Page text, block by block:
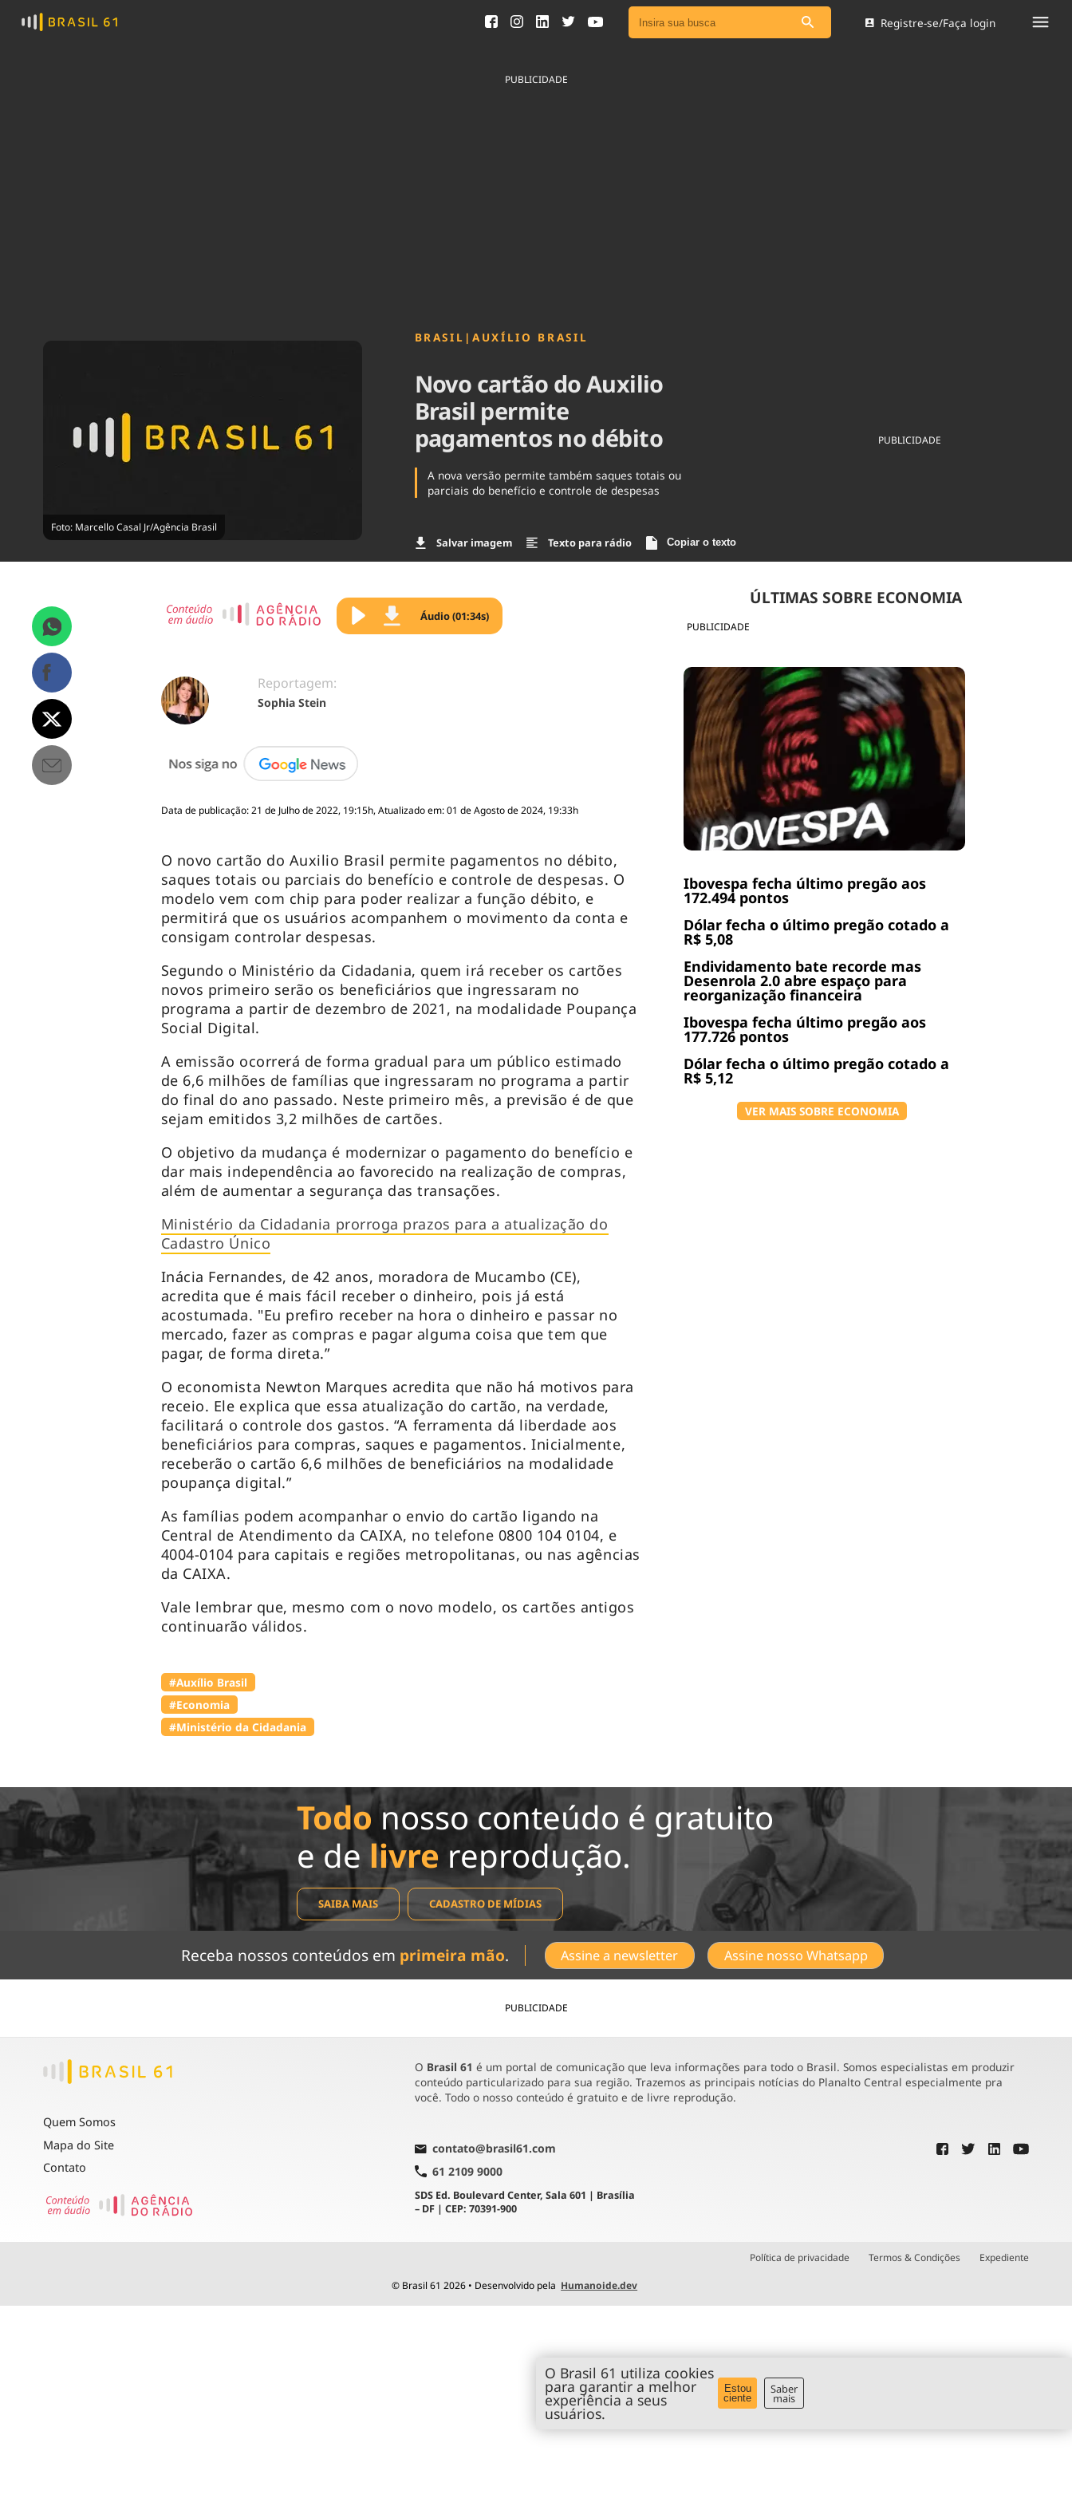
Ver todas as notícias
Brasil
Cinema
Registre-se/Faça login
PUBLICIDADE
Foto: Marcello Casal Jr/Agência Brasil
BRASIL |AUXÍLIO BRASIL
Novo cartão do Auxilio
Brasil permite
pagamentos no débito
A nova versão permite também saques totais ou
parciais do benefício e controle de despesas
Salvar imagem Texto para rádio Copiar o texto
PUBLICIDADE
PUBLICIDADE
ÚLTIMAS SOBRE ECONOMIA
Ibovespa fecha último pregão aos
172.494 pontos
Dólar fecha o último pregão cotado a
R$ 5,08
Endividamento bate recorde mas
Desenrola 2.0 abre espaço para
reorganização financeira
Ibovespa fecha último pregão aos
177.726 pontos
Dólar fecha o último pregão cotado a
R$ 5,12
VER MAIS SOBRE ECONOMIA
Áudio (01:34s)
Reportagem:
Sophia Stein
Data de publicação: 21 de Julho de 2022, 19:15h, Atualizado em: 01 de Agosto de 2024, 19:33h
O novo cartão do Auxilio Brasil permite pagamentos no débito,
saques totais ou parciais do benefício e controle de despesas. O
modelo vem com chip para poder realizar a função débito, e
permitirá que os usuários acompanhem o movimento da conta e
consigam controlar despesas.
Segundo o Ministério da Cidadania, quem irá receber os cartões
novos primeiro serão os beneficiários que ingressaram no
programa a partir de dezembro de 2021, na modalidade Poupança
Social Digital.
A emissão ocorrerá de forma gradual para um público estimado
de 6,6 milhões de famílias que ingressaram no programa a partir
do final do ano passado. Neste primeiro mês, a previsão é de que
sejam emitidos 3,2 milhões de cartões.
O objetivo da mudança é modernizar o pagamento do benefício e
dar mais independência ao favorecido na realização de compras,
além de aumentar a segurança das transações.
Ministério da Cidadania prorroga prazos para a atualização do
Cadastro Único
Inácia Fernandes, de 42 anos, moradora de Mucambo (CE),
acredita que é mais fácil receber o dinheiro, pois já está
acostumada. "Eu prefiro receber na hora o dinheiro e passar no
mercado, fazer as compras e pagar alguma coisa que tem que
pagar, de forma direta.”
O economista Newton Marques acredita que não há motivos para
receio. Ele explica que essa atualização do cartão, na verdade,
facilitará o controle dos gastos. “A ferramenta dá liberdade aos
beneficiários para compras, saques e pagamentos. Inicialmente,
receberão o cartão 6,6 milhões de beneficiários na modalidade
poupança digital.”
As famílias podem acompanhar o envio do cartão ligando na
Central de Atendimento da CAIXA, no telefone 0800 104 0104, e
4004-0104 para capitais e regiões metropolitanas, ou nas agências
da CAIXA.
Vale lembrar que, mesmo com o novo modelo, os cartões antigos
continuarão válidos.
#Auxílio Brasil
#Economia
#Ministério da Cidadania
Todonosso conteúdo é gratuito
e de livre reprodução.
SAIBA MAIS CADASTRO DE MÍDIAS
Receba nossos conteúdos em primeira mão. Assine a newsletter Assine nosso Whatsapp
PUBLICIDADE
Quem Somos
Mapa do Site
Contato
O Brasil 61 é um portal de comunicação que leva informações para todo o Brasil. Somos especialistas em produzir
conteúdo particularizado para sua região. Trazemos as principais notícias do Planalto Central especialmente pra
você. Todo o nosso conteúdo é gratuito e de livre reprodução.
contato@brasil61.com
61 2109 9000
SDS Ed. Boulevard Center, Sala 601 | Brasília
– DF | CEP: 70391-900
Política de privacidade Termos & Condições Expediente
© Brasil 61 2026 • Desenvolvido pela Humanoide.dev
O Brasil 61 utiliza cookies
para garantir a melhor
experiência a seus
usuários.
Estou
ciente
Saber
mais